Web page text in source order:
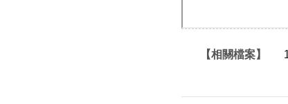
【相關檔案】